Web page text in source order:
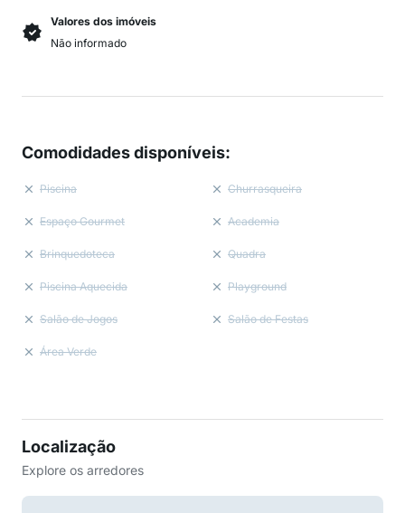
Valores dos imóveis
Não informado
Comodidades disponíveis:
Piscina Churrasqueira
Espaço Gourmet Academia
Brinquedoteca Quadra
Piscina Aquecida Playground
Salão de Jogos Salão de Festas
Área Verde
Localização
Explore os arredores